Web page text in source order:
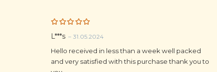
Rated5
L***s – 31.05.2024
Hello received in less than a week well packed
and very satisfied with this purchase thank you to